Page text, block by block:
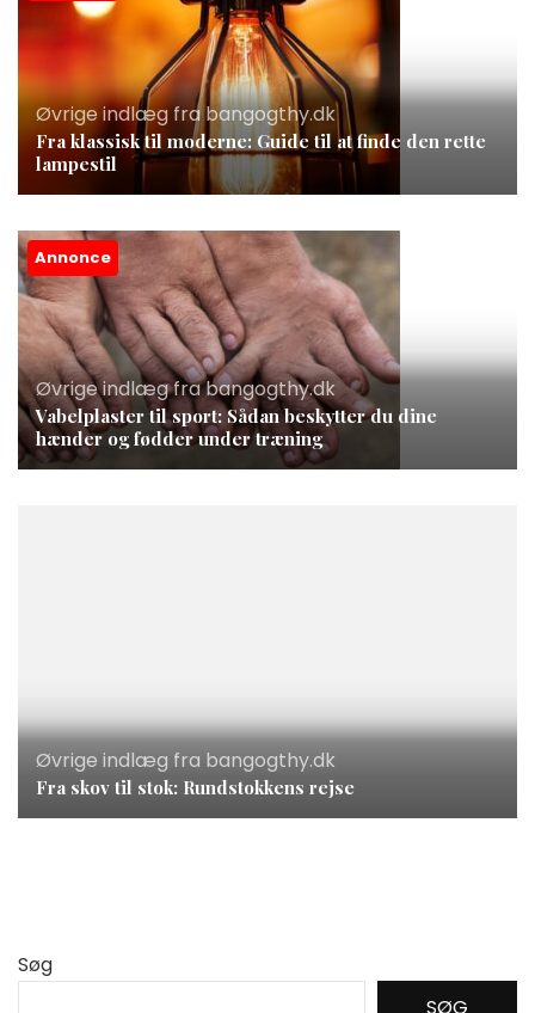
Øvrige indlæg fra bangogthy.dk
Fra klassisk til moderne: Guide til at finde den rette
lampestil
Annonce
Øvrige indlæg fra bangogthy.dk
Vabelplaster til sport: Sådan beskytter du dine
hænder og fødder under træning
Øvrige indlæg fra bangogthy.dk
Fra skov til stok: Rundstokkens rejse
Søg
SØG